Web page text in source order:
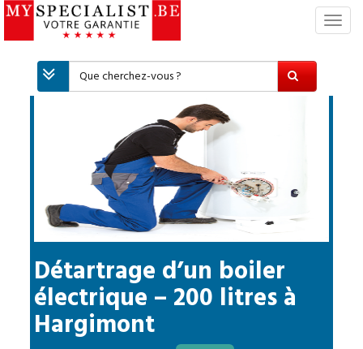
S
c
Détartrage d’un boiler
électrique – 200 litres à
Hargimont